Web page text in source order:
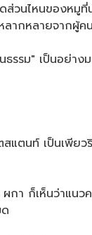
วนไหนของห
ากหลายจากผู้ค
รรม" เป็นอย่าง
แตนท์ เป็นเพี
า ก็เห็นว่าแ